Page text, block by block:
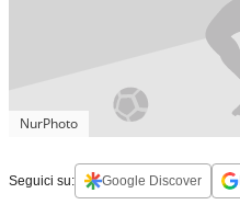
NurPhoto
Seguici su: Google Discover